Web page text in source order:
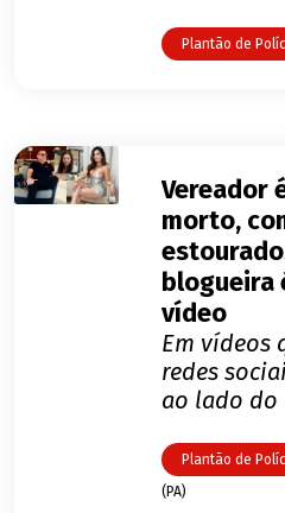
Plantão de
Vereador
morto,
blogueira
vídeo
Em vídeos
redes
ao lado do
Plantão de
(PA)